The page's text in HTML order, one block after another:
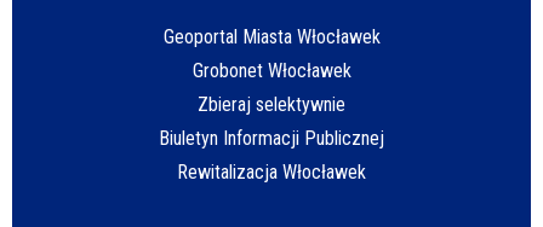
Geoportal Miasta Włocławek
Grobonet Włocławek
Zbieraj selektywnie
Biuletyn Informacji Publicznej
Rewitalizacja Włocławek